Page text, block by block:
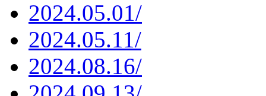
2024.05.01/
2024.05.11/
2024.08.16/